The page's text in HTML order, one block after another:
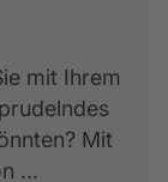
mit Ihrem
Mit
...